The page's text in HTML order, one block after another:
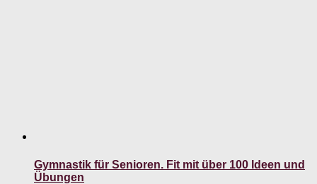
Gymnastik für Senioren. Fit mit über 100 Ideen und
Übungen